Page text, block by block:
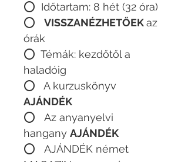
⭕️ Időtartam: 8 hét (32 óra)
⭕️ VISSZANÉZHETŐEKaz
órák
⭕️ Témák: kezdőtől a
haladóig
⭕️ A kurzuskönyv
AJÁNDÉK
⭕️ Az anyanyelvi
hangany AJÁNDÉK
⭕️ AJÁNDÉK német